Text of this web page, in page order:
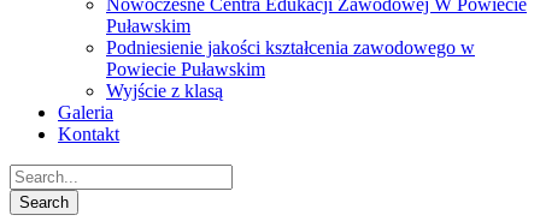
Nowoczesne Centra Edukacji Zawodowej W Powiecie
Puławskim
Podniesienie jakości kształcenia zawodowego w
Powiecie Puławskim
Wyjście z klasą
Galeria
Kontakt